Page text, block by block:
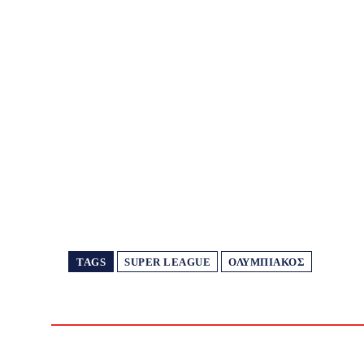
TAGS SUPER LEAGUE ΟΛΥΜΠΙΑΚΌΣ